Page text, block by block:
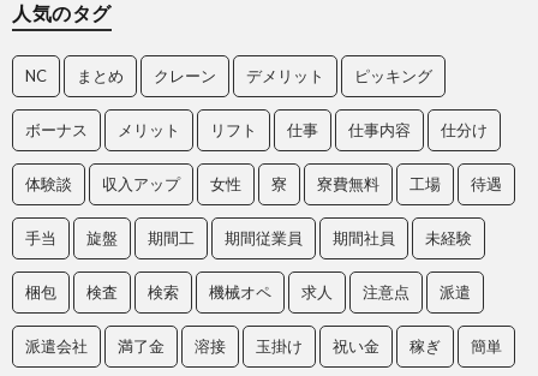
人気のタグ
NC まとめ クレーン デメリット ピッキング
ボーナス メリット リフト 仕事 仕事内容 仕分け
体験談 収入アップ 女性 寮 寮費無料 工場 待遇
手当 旋盤 期間工 期間従業員 期間社員 未経験
梱包 検査 検索 機械オペ 求人 注意点 派遣
派遣会社 満了金 溶接 玉掛け 祝い金 稼ぎ 簡単